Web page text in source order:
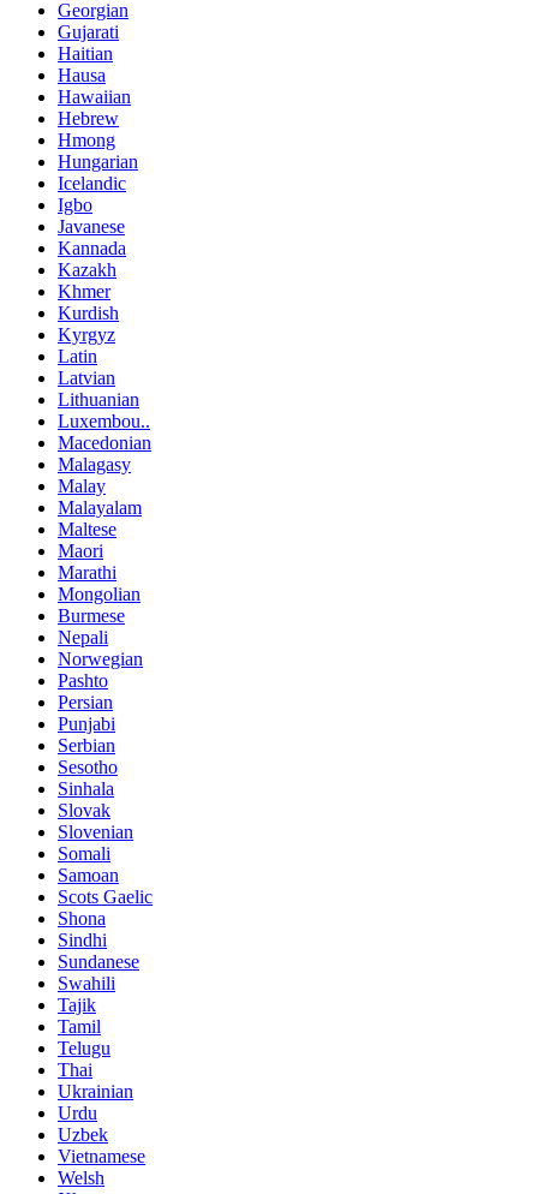
Georgian
Gujarati
Haitian
Hausa
Hawaiian
Hebrew
Hmong
Hungarian
Icelandic
Igbo
Javanese
Kannada
Kazakh
Khmer
Kurdish
Kyrgyz
Latin
Latvian
Lithuanian
Luxembou..
Macedonian
Malagasy
Malay
Malayalam
Maltese
Maori
Marathi
Mongolian
Burmese
Nepali
Norwegian
Pashto
Persian
Punjabi
Serbian
Sesotho
Sinhala
Slovak
Slovenian
Somali
Samoan
Scots Gaelic
Shona
Sindhi
Sundanese
Swahili
Tajik
Tamil
Telugu
Thai
Ukrainian
Urdu
Uzbek
Vietnamese
Welsh